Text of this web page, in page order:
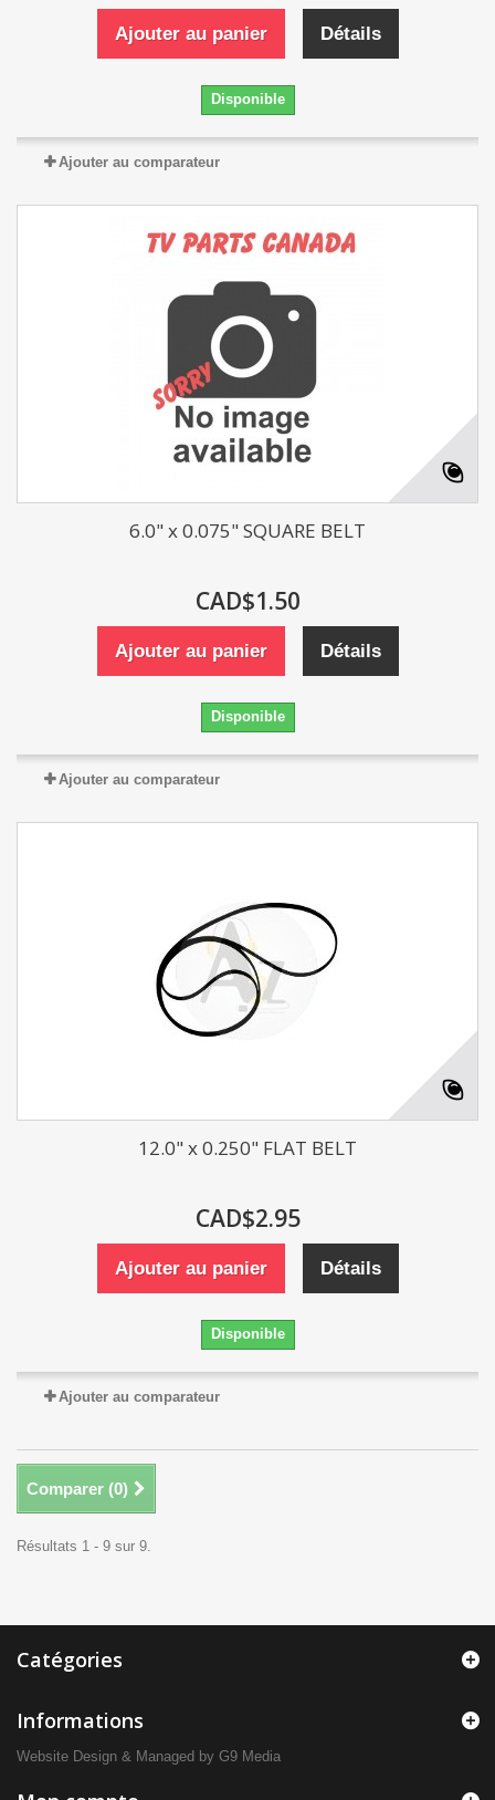
Ajouter au panier Détails
Disponible
Ajouter au comparateur
6.0" x 0.075" SQUARE BELT
CAD$1.50
Ajouter au panier Détails
Disponible
Ajouter au comparateur
12.0" x 0.250" FLAT BELT
CAD$2.95
Ajouter au panier Détails
Disponible
Ajouter au comparateur
Comparer (0)
Résultats 1 - 9 sur 9.
Catégories
Informations
Website Design & Managed by G9 Media